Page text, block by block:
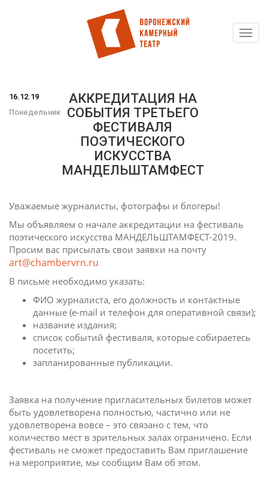
16.12.19
Понедельник
АККРЕДИТАЦИЯ НА
СОБЫТИЯ ТРЕТЬЕГО
ФЕСТИВАЛЯ
ПОЭТИЧЕСКОГО
ИСКУССТВА
МАНДЕЛЬШТАМФЕСТ
Уважаемые журналисты, фотографы и блогеры!
Мы объявляем о начале аккредитации на фестиваль
поэтического искусства МАНДЕЛЬШТАМФЕСТ-2019.
Просим вас присылать свои заявки на почту
art@chambervrn.ru
В письме необходимо указать:
ФИО журналиста, его должность и контактные
данные (e-mail и телефон для оперативной связи);
название издания;
список событий фестиваля, которые собираетесь
посетить;
запланированные публикации.
Заявка на получение пригласительных билетов может
быть удовлетворена полностью, частично или не
удовлетворена вовсе – это связано с тем, что
количество мест в зрительных залах ограничено. Если
фестиваль не сможет предоставить Вам приглашение
на мероприятие, мы сообщим Вам об этом.